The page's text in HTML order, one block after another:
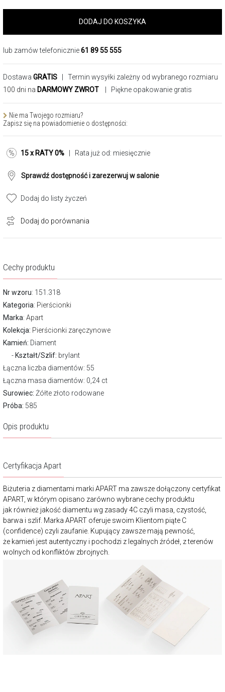
DODAJ DO KOSZYKA
lub zamów telefonicznie61 89 55 555
Dostawa GRATIS | Termin wysyłki zależny od wybranego rozmiaru
100 dni na DARMOWY ZWROT | Piękne opakowanie gratis
Nie ma Twojego rozmiaru?
Zapisz się na powiadomienie o dostępności:
15 x RATY 0% | Rata już od: miesięcznie
Sprawdź dostępność i zarezerwuj w salonie
Dodaj do listy życzeń
Dodaj do porównania
Cechy produktu
Nr wzoru: 151.318
Kategoria: Pierścionki
Marka: Apart
Kolekcja: Pierścionki zaręczynowe
Kamień: Diament
Kształt/Szlif: brylant
Łączna liczba diamentów: 55
Łączna masa diamentów: 0,24 ct
Surowiec: Żółte złoto rodowane
Próba: 585
Opis produktu
Certyfikacja Apart
Biżuteria z diamentami marki APART ma zawsze dołączony certyfikat
APART, w którym opisano zarówno wybrane cechy produktu
jak również jakość diamentu wg zasady 4C czyli masa, czystość,
barwa i szlif. Marka APART oferuje swoim Klientom piąte C
(confidence) czyli zaufanie. Kupujący zawsze mają pewność,
że kamień jest autentyczny i pochodzi z legalnych źródeł, z terenów
wolnych od konfliktów zbrojnych.